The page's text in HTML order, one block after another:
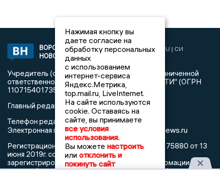
ВОРОНЕЖСКИЕ
НОВОСТИ
2019 © VORONEZHNEWS.RU | СИ
«Воронежские новости»
Учредитель (соучредители): Общество с ограниченной
ответственностью "РЕГИОНАЛЬНЫЕ НОВОСТИ" (ОГРН
1107154017354)
Главный редактор: Пирогов А.А.
Телефон редакции: +7 (473) 262 77 92
Электронная почта редакции:
info@voronezhnews.ru
Регистрационный номер: серия Эл № ФС 77 - 75880 от 13
июня 2019г. согласно выписке из реестра
зарегистрированных средств массовой информации
Нажимая кнопку вы
даете согласие на
обработку персональных
данных
с использованием
интернет-сервиса
Яндекс.Метрика,
top.mail.ru, LiveInternet.
На сайте используются
cookie. Оставаясь на
сайте, вы принимаете
все условия
использования.
Вы можете настроить
или отклонить и
покинуть сайт